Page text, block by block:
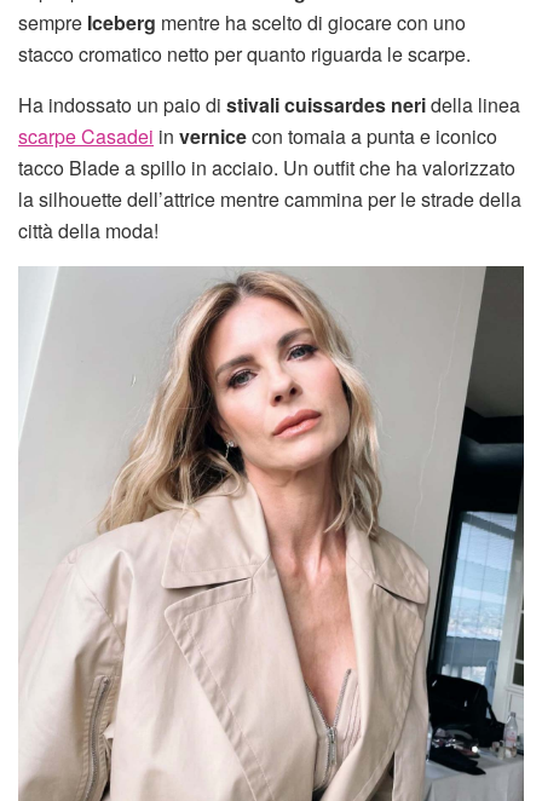
sempre Iceberg mentre ha scelto di giocare con uno
stacco cromatico netto per quanto riguarda le scarpe.
Ha indossato un paio di stivali cuissardes neridella linea
scarpe Casadei in vernicecon tomaia a punta e iconico
tacco Blade a spillo in acciaio. Un outfit che ha valorizzato
la silhouette dell’attrice mentre cammina per le strade della
città della moda!